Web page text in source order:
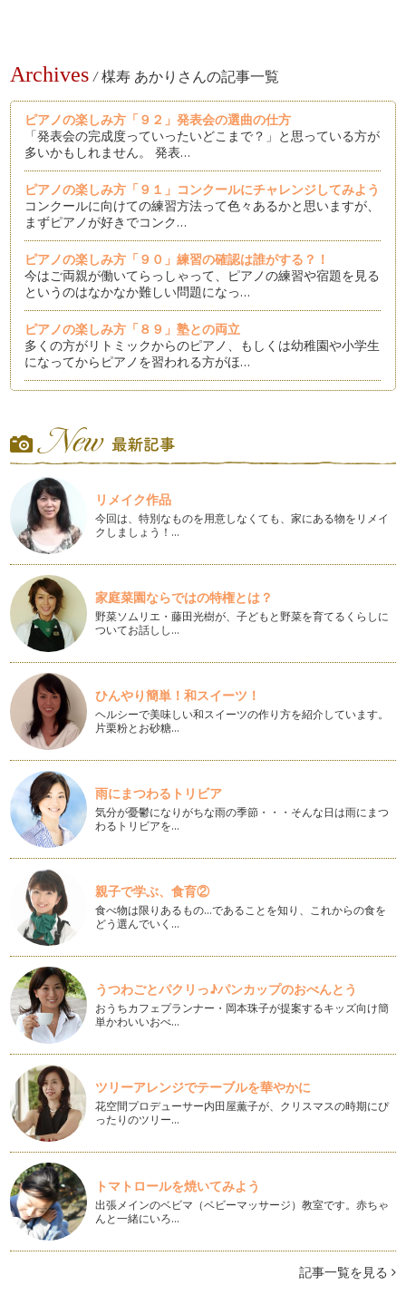
Archives / 楳寿 あかりさんの記事一覧
ピアノの楽しみ方「９２」発表会の選曲の仕方
「発表会の完成度っていったいどこまで？」と思っている方が
多いかもしれません。 発表…
ピアノの楽しみ方「９１」コンクールにチャレンジしてみよう
コンクールに向けての練習方法って色々あるかと思いますが、
まずピアノが好きでコンク…
ピアノの楽しみ方「９０」練習の確認は誰がする？！
今はご両親が働いてらっしゃって、ピアノの練習や宿題を見る
というのはなかなか難しい問題になっ…
ピアノの楽しみ方「８９」塾との両立
多くの方がリトミックからのピアノ、もしくは幼稚園や小学生
になってからピアノを習われる方がほ…
楽教育」も急速に変化しています。 …
ピアノの楽しみ方「８７」練習の導き
「我が子が練習しない」これは、ピアノレッスン受講者の親な
ら良く言う話なのかもしれません。 …
ピアノの楽しみ方「８６」練習に寄り添う心得５カ条
ピアノをお子様にさせて「ピアノを習っているけど全然家で練
習しないの、続けさせるか迷う」とい…
ピアノの楽しみ方「８５」ピアノの練習量はどれくらい？！
「ピアノってどれくらい練習してからレッスンに伺うものなん
だろう？」と悩むお母さんは多いです…
ピアノの楽しみ方「８4」マナーを学ぼう
赤ちゃん時期が終わり、いよいよ、入園！っとなった時に、母
親というのは、嬉しい反面、子供の成…
ピアノの楽しみ方「８３」おうち練習の仕方
自分の子供が産まれて順調に育っていくと、次は産まれてきた
子供に対して「どんな習い事をさせて…
ピアノの楽しみ方「８２」作曲にチャレンジ！
ピアノは、ピアノの教本ばかり進めていくことばかりではな
く、創造力を沸かせることも音楽を学ぶ…
ピアノの楽しみ方「８１」和声分析にチャレンジしてみよう
ピアノを弾くということは、まるで物語を語るかのようです
ね。 …
ピアノの楽しみ方「８０」本を読もう
例えば、ピアノレッスン受講者みんなが、ベートーベンがどん
な人柄の人で、どんな時に曲…
ピアノの楽しみ方「７９」様々なレッスンスタイル
レッスンのスタイルというのも時代によって進化したり変化し
ていきます。今回は、3つのレッスン…
ピアノの楽しみ方「７８」同じ曲で応用することが大事
ピアノの学び方というのはご指導されている先生によってやり
方が違うかとは思います。基本のクラ…
ピアノの楽しみ方「７７」練習方法を見直そう
最近、更に自分の演奏と指導法を改善、前進していきたい思い
が強く、信頼しています息子の先生に…
ピアノの楽しみ方「７６」気持ちにゆとりを持つ
一言に「ピアノを楽しむ」と言っても色々な楽しみ方がありま
リメイク作品
今回は、特別なものを用意しなくても、家にある物をリメイ
クしましょう！…
家庭菜園ならではの特権とは？
野菜ソムリエ・藤田光樹が、子どもと野菜を育てるくらしに
ついてお話しし…
ひんやり簡単！和スイーツ！
ヘルシーで美味しい和スイーツの作り方を紹介しています。
片栗粉とお砂糖…
雨にまつわるトリビア
気分が憂鬱になりがちな雨の季節・・・そんな日は雨にまつ
わるトリビアを…
親子で学ぶ、食育②
食べ物は限りあるもの…であることを知り、これからの食を
どう選んでいく…
うつわごとパクリっ♪パンカップのおべんとう
おうちカフェプランナー・岡本珠子が提案するキッズ向け簡
単かわいいおべ…
ツリーアレンジでテーブルを華やかに
花空間プロデューサー内田屋薫子が、クリスマスの時期にぴ
ったりのツリー…
トマトロールを焼いてみよう
出張メインのベビマ（ベビーマッサージ）教室です。赤ちゃ
んと一緒にいろ…
記事一覧を見る